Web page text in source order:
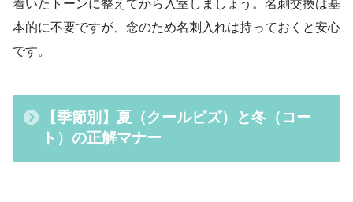
着いたトーンに整えてから入室しましょう。名刺交換は基
本的に不要ですが、念のため名刺入れは持っておくと安心
です。
【季節別】夏（クールビズ）と冬（コー
ト）の正解マナー